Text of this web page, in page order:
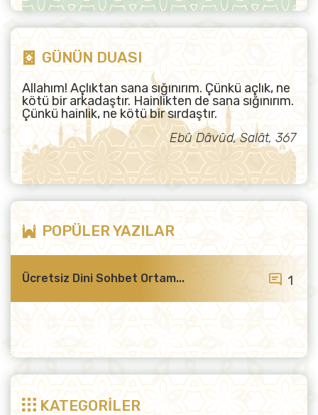
GÜNÜN DUASI
Allahım! Açlıktan sana sığınırım. Çünkü açlık, ne
kötü bir arkadaştır. Hainlikten de sana sığınırım.
Çünkü hainlik, ne kötü bir sırdaştır.
Ebû Dâvûd, Salât, 367
POPÜLER YAZILAR
Ücretsiz Dini Sohbet Ortam... 1
KATEGORİLER